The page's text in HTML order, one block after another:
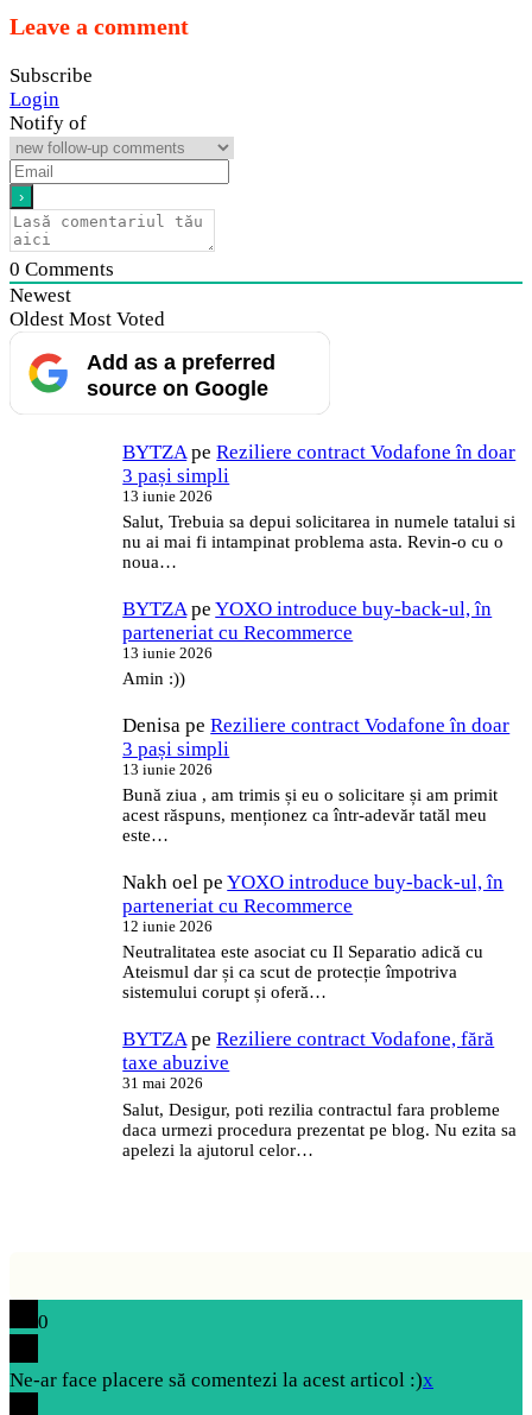
Leave a comment
Subscribe
Login
Notify of
0 Comments
Newest
Oldest Most Voted
Add as a preferred
source on Google
BYTZA peReziliere contract Vodafone în doar
3 pași simpli
13 iunie 2026
Salut, Trebuia sa depui solicitarea in numele tatalui si
nu ai mai fi intampinat problema asta. Revin-o cu o
noua…
BYTZA peYOXO introduce buy-back-ul, în
parteneriat cu Recommerce
13 iunie 2026
Amin :))
Denisa peReziliere contract Vodafone în doar
3 pași simpli
13 iunie 2026
Bună ziua , am trimis și eu o solicitare și am primit
acest răspuns, menționez ca într-adevăr tatăl meu
este…
Nakh oel peYOXO introduce buy-back-ul, în
parteneriat cu Recommerce
12 iunie 2026
Neutralitatea este asociat cu Il Separatio adică cu
Ateismul dar și ca scut de protecție împotriva
sistemului corupt și oferă…
BYTZApeReziliere contract Vodafone, fără
taxe abuzive
31 mai 2026
Salut, Desigur, poti rezilia contractul fara probleme
daca urmezi procedura prezentat pe blog. Nu ezita sa
apelezi la ajutorul celor…
0
Ne-ar face placere să comentezi la acest articol :)x